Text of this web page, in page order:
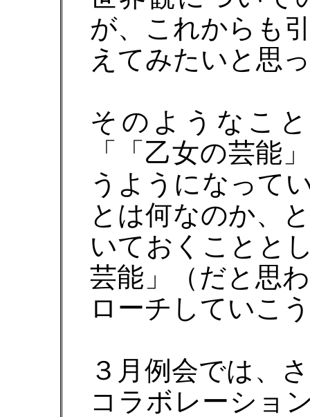
が、これからも
えてみたいと思
そのようなこ
「「乙女の芸能
うようになって
とは何なのか、
いておくことと
芸能」（だと思
ローチしていこ
３月例会では、
コラボレーショ